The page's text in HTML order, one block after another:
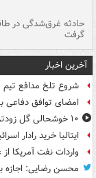
گرفت
آخرین اخبار
شروع تلخ مدافع
امضای توافق دفاعی
۱۰ خوشحالی گل زودتر از موعد
ایتالیا خرید رادار
واردات نفت آمریکا
محسن رضایی: اجازه